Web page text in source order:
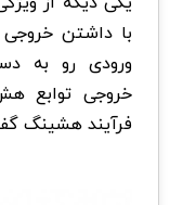
با داشتن خروجی
ورودی رو به
خروجی توابع
فرآیند هشینگ